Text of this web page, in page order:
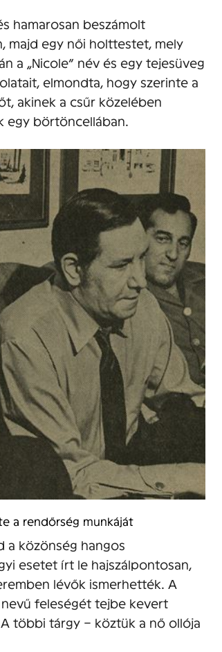
hamarosan beszámolt
majd egy női holttestet, mely
a „Nicole” név és egy tejesüveg
elmondta, hogy szerinte a
akinek a csűr közelében
egy börtöncellában.
a rendőrség munkáját
a közönség hangos
esetet írt le hajszálpontosan,
lévők ismerhették. A
feleségét tejbe kevert
többi tárgy – köztük a nő ollója